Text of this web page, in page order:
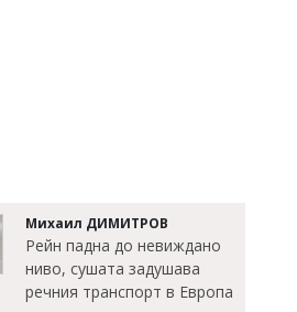
Михаил ДИМИТРОВ
Рейн падна до невиждано
ниво, сушата задушава
речния транспорт в Европа